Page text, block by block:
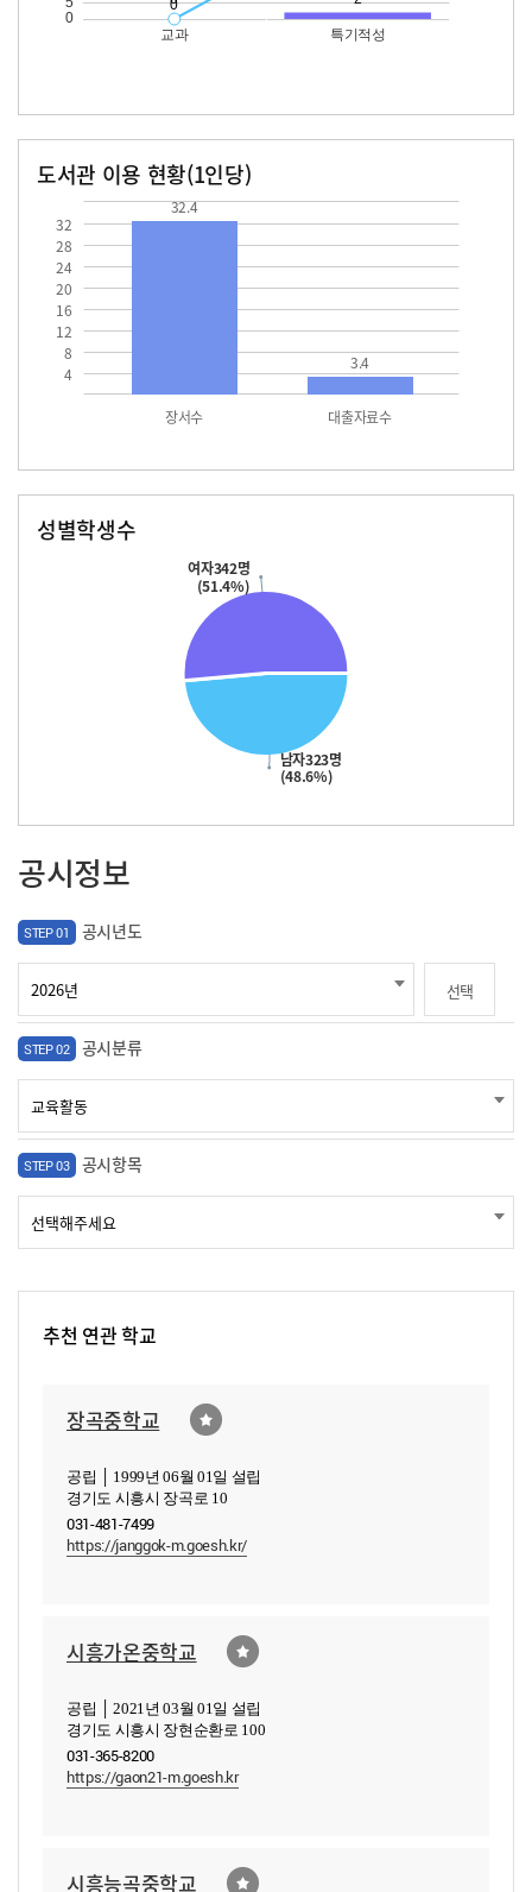
도서관 이용 현황(1인당)
4
8
12
16
20
24
28
32
장서수 대출자료수
32.4
3.4
성별학생수
남자323명
(48.6%)
여자342명
(51.4%)
공시정보
STEP 01 공시년도
선택
STEP 02 공시분류
STEP 03 공시항목
추천 연관 학교
장곡중학교
공립 │ 1999년 06월 01일 설립
경기도 시흥시 장곡로 10
031-481-7499
https://janggok-m.goesh.kr/
시흥가온중학교
공립 │ 2021년 03월 01일 설립
경기도 시흥시 장현순환로 100
031-365-8200
https://gaon21-m.goesh.kr
시흥능곡중학교